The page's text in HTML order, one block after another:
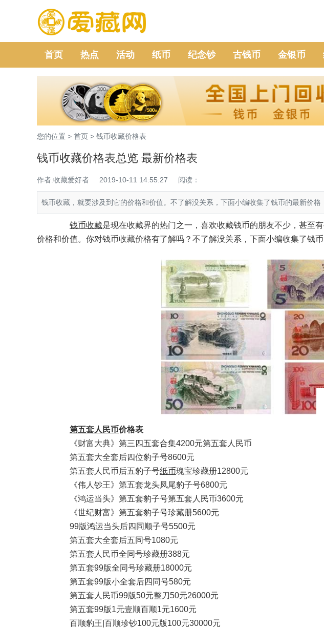
首页 热点 活动 纸币 纪念钞 古钱币 金银币
您的位置 > 首页 > 钱币收藏价格表
钱币收藏价格表总览 最新价格表
作者:收藏爱好者 2019-10-11 14:55:27 阅读：
钱币收藏，就要涉及到它的价格和价值。不了解没关系，下面小编收集了钱币的最新价格
钱币收藏是现在收藏界的热门之一，喜欢收藏钱币的朋友不少，甚至
价格和价值。你对钱币收藏价格有了解吗？不了解没关系，下面小编收集了钱
第五套人民币价格表
《财富大典》第三四五套合集4200元第五套人民币
第五套大全套后四位豹子号8600元
第五套人民币后五豹子号纸币瑰宝珍藏册12800元
《伟人钞王》第五套龙头凤尾豹子号6800元
《鸿运当头》第五套豹子号第五套人民币3600元
《世纪财富》第五套豹子号珍藏册5600元
99版鸿运当头后四同顺子号5500元
第五套大全套后五同号1080元
第五套人民币全同号珍藏册388元
第五套99版全同号珍藏册18000元
第五套99版小全套后四同号580元
第五套人民币99版50元整刀50元26000元
第五套99版1元壹顺百顺1元1600元
百顺豹王|百顺珍钞100元版100元30000元